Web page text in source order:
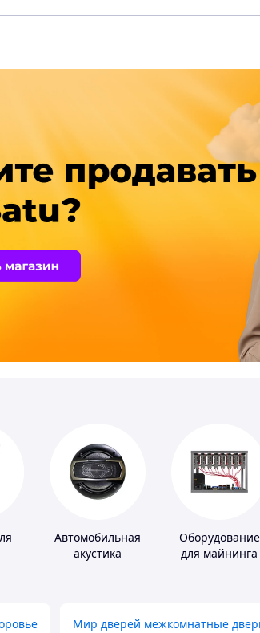
Автомобильная
акустика
Оборудование
для майнинга
Мир дверей межкомнатные